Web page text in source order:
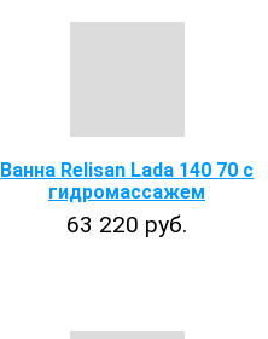
Ванна Relisan Lada 140 70 с
гидромассажем
63 220 руб.